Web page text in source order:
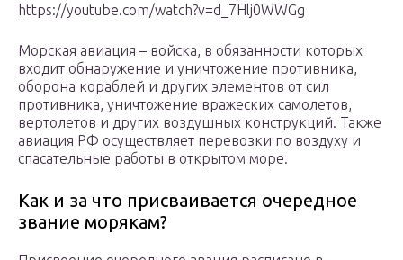
https://youtube.com/watch?v=d_7Hlj0WWGg
Морская авиация – войска, в обязанности которых
входит обнаружение и уничтожение противника,
оборона кораблей и других элементов от сил
противника, уничтожение вражеских самолетов,
вертолетов и других воздушных конструкций. Также
авиация РФ осуществляет перевозки по воздуху и
спасательные работы в открытом море.
Как и за что присваивается очередное
звание морякам?